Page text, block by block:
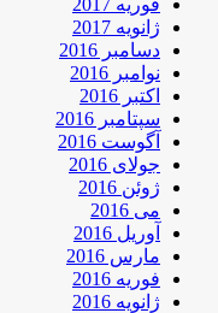
ژانویه 2017
دسامبر 2016
نوامبر 2016
اکتبر 2016
سپتامبر 2016
آگوست 2016
جولای 2016
ژوئن 2016
می 2016
آوریل 2016
مارس 2016
فوریه 2016
ژانویه 2016